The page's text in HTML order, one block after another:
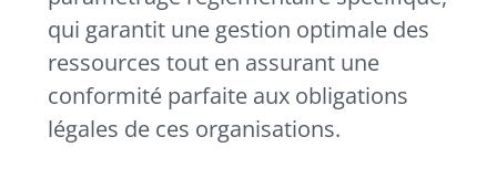
qui garantit une gestion optimale des
ressources tout en assurant une
conformité parfaite aux obligations
légales de ces organisations.